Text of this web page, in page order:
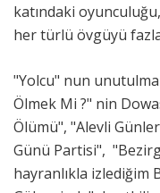
katındaki
her türlü övgüyü
"Yolcu" nun
Ölmek Mi ?" nin
Ölümü", "Alevli
Günü Partisi",
hayranlıkla izlediğim